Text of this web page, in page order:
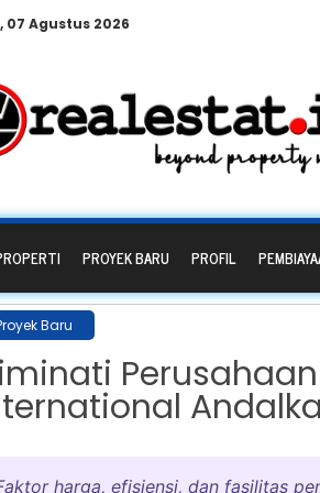
07 Agustus 2026
PROYEK BARU PROFIL
Baru
harga, efisiensi, dan fasilitas